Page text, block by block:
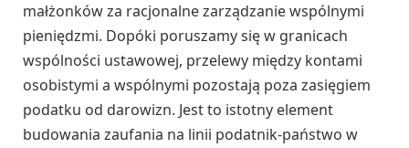
małżonków za racjonalne zarządzanie wspólnymi
pieniędzmi. Dopóki poruszamy się w granicach
wspólności ustawowej, przelewy między kontami
osobistymi a wspólnymi pozostają poza zasięgiem
podatku od darowizn. Jest to istotny element
budowania zaufania na linii podatnik-państwo w